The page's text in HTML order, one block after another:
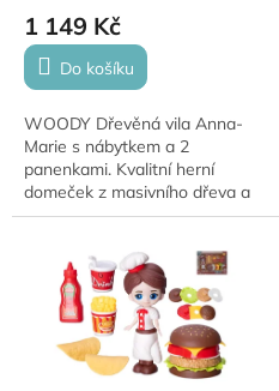
1 149 Kč
Do košíku
WOODY Dřevěná vila Anna-
Marie s nábytkem a 2
panenkami. Kvalitní herní
domeček z masivního dřeva a
dřevovláknité desky, s
variabilními schody a
funkčními...